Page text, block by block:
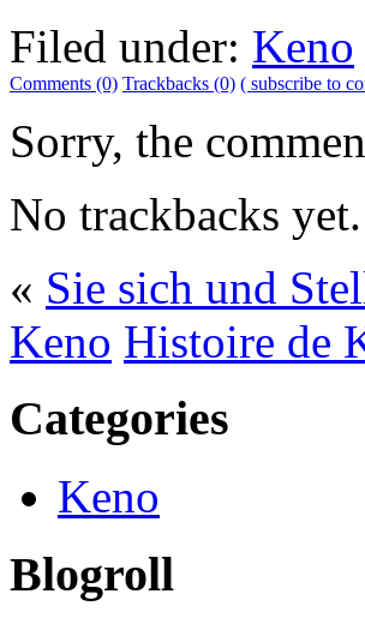
Filed under: Keno
Comments (0) Trackbacks (0) ( subscribe to
Sorry, the
No trackbacks yet.
« Sie sich und
Keno Histoire de
Categories
Keno
Blogroll